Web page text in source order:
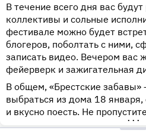
В течение всего дня вас
коллективы и сольные
фестивале можно будет
блогеров, поболтать с ними,
записать видео. Вечером вас
фейерверк и зажигательная
В общем, «Брестские забавы»
выбраться из дома 18 января,
и вкусно поесть. Не
•••